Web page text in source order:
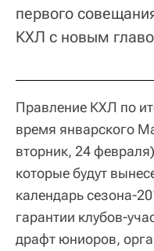
первого
КХЛ с новым
Правление КХЛ по
время январского
вторник, 24
которые будут
календарь сезона-
гарантии клубов-
драфт юниоров,